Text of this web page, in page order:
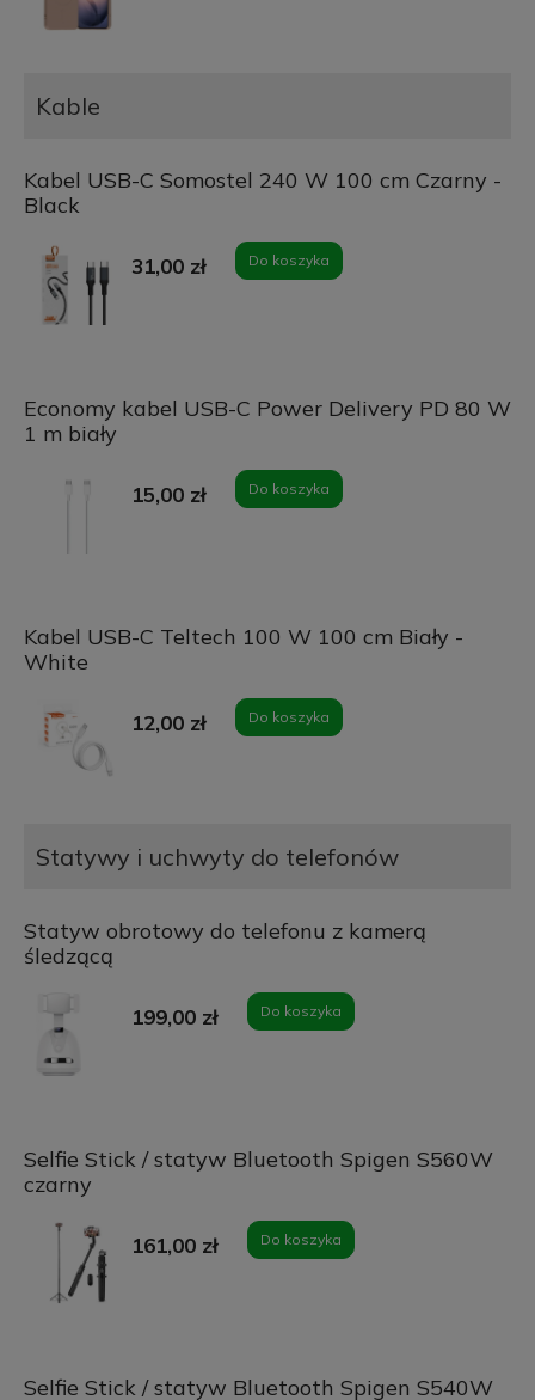
Kable
Kabel USB-C Somostel 240 W 100 cm Czarny -
Black
31,00 zł Do koszyka
Economy kabel USB-C Power Delivery PD 80 W
1 m biały
15,00 zł Do koszyka
Kabel USB-C Teltech 100 W 100 cm Biały -
White
12,00 zł Do koszyka
Statywy i uchwyty do telefonów
Statyw obrotowy do telefonu z kamerą
śledzącą
199,00 zł Do koszyka
Selfie Stick / statyw Bluetooth Spigen S560W
czarny
161,00 zł Do koszyka
Selfie Stick / statyw Bluetooth Spigen S540W